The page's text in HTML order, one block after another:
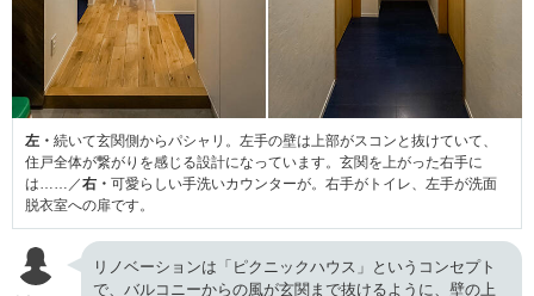
左・ 続いて玄関側からパシャリ。左手の壁は上部がスコンと抜けていて、
住戸全体が繋がりを感じる設計になっています。玄関を上がった右手に
は……／右・ 可愛らしい手洗いカウンターが。右手がトイレ、左手が洗面
脱衣室への扉です。
リノベーションは「ピクニックハウス」というコンセプト
で、バルコニーからの風が玄関まで抜けるように、壁の上